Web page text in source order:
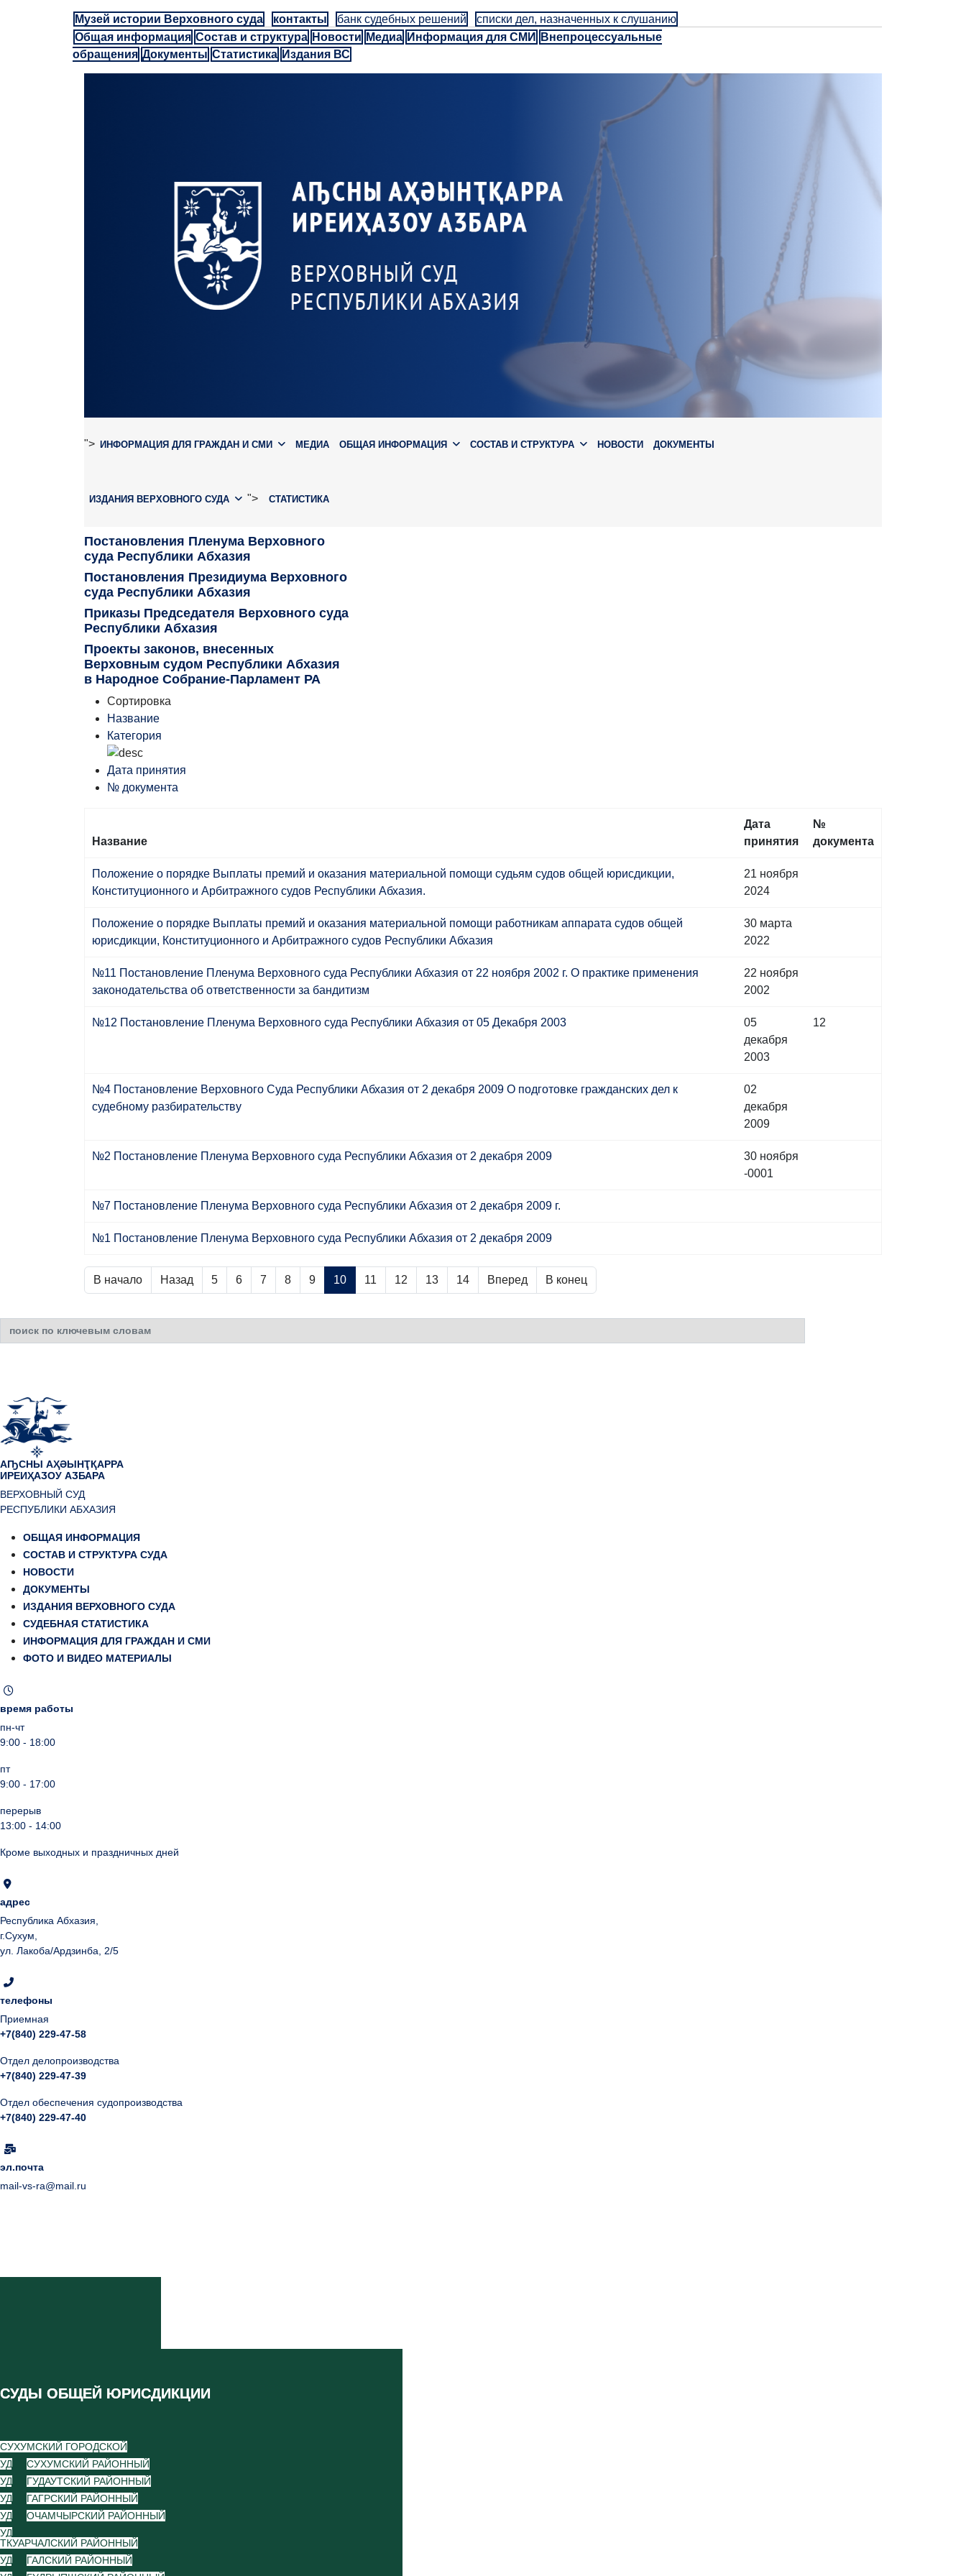
Музей истории Верховного суда контакты банк судебных решений
списки дел, назначенных к слушанию
Общая информация Состав и структура Новости Медиа Информация для СМИ
Внепроцессуальные
обращения Документы Статистика Издания ВС
"> ИНФОРМАЦИЯ ДЛЯ ГРАЖДАН И СМИ МЕДИА ОБЩАЯ ИНФОРМАЦИЯ СОСТАВ И СТРУКТУРА НОВОСТИ ДОКУМЕНТЫ
ИЗДАНИЯ ВЕРХОВНОГО СУДА "> СТАТИСТИКА
Постановления Пленума Верховного
суда Республики Абхазия
Постановления Президиума Верховного
суда Республики Абхазия
Приказы Председателя Верховного суда
Республики Абхазия
Проекты законов, внесенных
Верховным судом Республики Абхазия
в Народное Собрание-Парламент РА
Сортировка
Название
Категория
Дата принятия
№ документа
Название
Дата
принятия
№
документа
Положение о порядке Выплаты премий и оказания материальной помощи судьям судов общей юрисдикции,
Конституционного и Арбитражного судов Республики Абхазия.
21 ноября
2024
Положение о порядке Выплаты премий и оказания материальной помощи работникам аппарата судов общей
юрисдикции, Конституционного и Арбитражного судов Республики Абхазия
30 марта
2022
№11 Постановление Пленума Верховного суда Республики Абхазия от 22 ноября 2002 г. О практике применения
законодательства об ответственности за бандитизм
22 ноября
2002
№12 Постановление Пленума Верховного суда Республики Абхазия от 05 Декабря 2003
05
декабря
2003
12
№4 Постановление Верховного Суда Республики Абхазия от 2 декабря 2009 О подготовке гражданских дел к
судебному разбирательству
02
декабря
2009
№2 Постановление Пленума Верховного суда Республики Абхазия от 2 декабря 2009
30 ноября
-0001
№7 Постановление Пленума Верховного cуда Республики Абхазия от 2 декабря 2009 г.
№1 Постановление Пленума Верховного суда Республики Абхазия от 2 декабря 2009
В начало Назад 5 6 7 8 9 10 11 12 13 14 Вперед В конец
АҦСНЫ АҲӘЫНҬҚАРРА
ИРЕИҲАӠОУ АӠБАРА
ВЕРХОВНЫЙ СУД
РЕСПУБЛИКИ АБХАЗИЯ
ОБЩАЯ ИНФОРМАЦИЯ
СОСТАВ И СТРУКТУРА СУДА
НОВОСТИ
ДОКУМЕНТЫ
ИЗДАНИЯ ВЕРХОВНОГО СУДА
СУДЕБНАЯ СТАТИСТИКА
ИНФОРМАЦИЯ ДЛЯ ГРАЖДАН И СМИ
ФОТО И ВИДЕО МАТЕРИАЛЫ
время работы
пн-чт
9:00 - 18:00
пт
9:00 - 17:00
перерыв
13:00 - 14:00
Кроме выходных и праздничных дней
адрес
Республика Абхазия,
г.Сухум,
ул. Лакоба/Ардзинба, 2/5
телефоны
Приемная
+7(840) 229-47-58
Отдел делопроизводства
+7(840) 229-47-39
Отдел обеспечения судопроизводства
+7(840) 229-47-40
эл.почта
mail-vs-ra@mail.ru
СУДЫ ОБЩЕЙ ЮРИСДИКЦИИ
СУХУМСКИЙ ГОРОДСКОЙ
СУХУМСКИЙ РАЙОННЫЙ
ГУДАУТСКИЙ РАЙОННЫЙ
ГАГРСКИЙ РАЙОННЫЙ
ОЧАМЧЫРСКИЙ РАЙОННЫЙ
ТКУАРЧАЛСКИЙ РАЙОННЫЙ
ГАЛСКИЙ РАЙОННЫЙ